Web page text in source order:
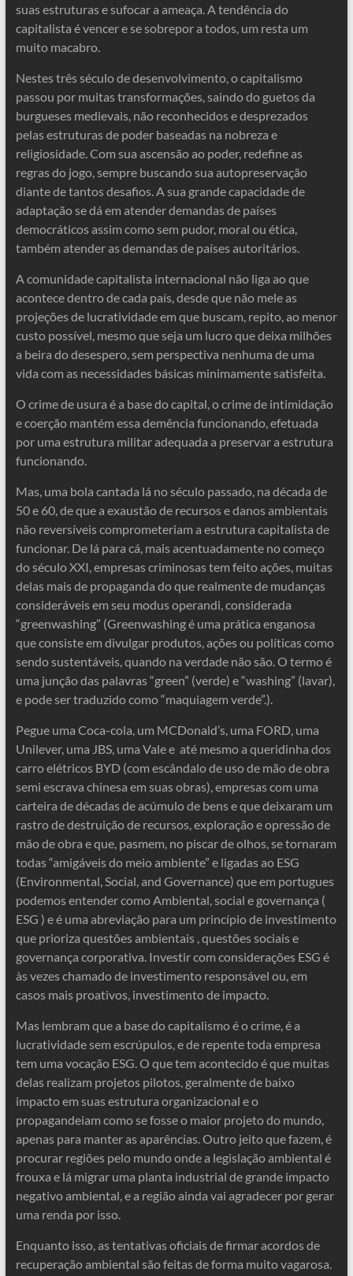
suas estruturas e sufocar a ameaça. A tendência do
capitalista é vencer e se sobrepor a todos, um resta um
muito macabro.
Nestes três século de desenvolvimento, o capitalismo
passou por muitas transformações, saindo do guetos da
burgueses medievais, não reconhecidos e desprezados
pelas estruturas de poder baseadas na nobreza e
religiosidade. Com sua ascensão ao poder, redefine as
regras do jogo, sempre buscando sua autopreservação
diante de tantos desafios. A sua grande capacidade de
adaptação se dá em atender demandas de países
democráticos assim como sem pudor, moral ou ética,
também atender as demandas de países autoritários.
A comunidade capitalista internacional não liga ao que
acontece dentro de cada país, desde que não mele as
projeções de lucratividade em que buscam, repito, ao menor
custo possível, mesmo que seja um lucro que deixa milhões
a beira do desespero, sem perspectiva nenhuma de uma
vida com as necessidades básicas minimamente satisfeita.
O crime de usura é a base do capital, o crime de intimidação
e coerção mantém essa demência funcionando, efetuada
por uma estrutura militar adequada a preservar a estrutura
funcionando.
Mas, uma bola cantada lá no século passado, na década de
50 e 60, de que a exaustão de recursos e danos ambientais
não reversíveis comprometeriam a estrutura capitalista de
funcionar. De lá para cá, mais acentuadamente no começo
do século XXI, empresas criminosas tem feito ações, muitas
delas mais de propaganda do que realmente de mudanças
consideráveis em seu modus operandi, considerada
“greenwashing” (Greenwashing é uma prática enganosa
que consiste em divulgar produtos, ações ou políticas como
sendo sustentáveis, quando na verdade não são. O termo é
uma junção das palavras “green” (verde) e “washing” (lavar),
e pode ser traduzido como “maquiagem verde”.).
Pegue uma Coca-cola, um MCDonald’s, uma FORD, uma
Unilever, uma JBS, uma Vale e até mesmo a queridinha dos
carro elétricos BYD (com escândalo de uso de mão de obra
semi escrava chinesa em suas obras), empresas com uma
carteira de décadas de acúmulo de bens e que deixaram um
rastro de destruição de recursos, exploração e opressão de
mão de obra e que, pasmem, no piscar de olhos, se tornaram
todas “amigáveis do meio ambiente” e ligadas ao ESG
(Environmental, Social, and Governance) que em portugues
podemos entender como Ambiental, social e governança (
ESG ) e é uma abreviação para um princípio de investimento
que prioriza questões ambientais , questões sociais e
governança corporativa. Investir com considerações ESG é
às vezes chamado de investimento responsável ou, em
casos mais proativos, investimento de impacto.
Mas lembram que a base do capitalismo é o crime, é a
lucratividade sem escrúpulos, e de repente toda empresa
tem uma vocação ESG. O que tem acontecido é que muitas
delas realizam projetos pilotos, geralmente de baixo
impacto em suas estrutura organizacional e o
propagandeiam como se fosse o maior projeto do mundo,
apenas para manter as aparências. Outro jeito que fazem, é
procurar regiões pelo mundo onde a legislação ambiental é
frouxa e lá migrar uma planta industrial de grande impacto
negativo ambiental, e a região ainda vai agradecer por gerar
uma renda por isso.
Enquanto isso, as tentativas oficiais de firmar acordos de
recuperação ambiental são feitas de forma muito vagarosa.